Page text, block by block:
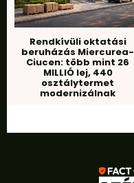
Rendkívüli oktatási
beruházás Miercurea-
Ciucen: több mint 26
MILLIÓ lej, 440
osztálytermet
modernizálnak